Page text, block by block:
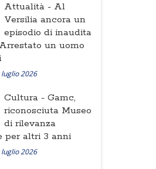
Attualità - Al
Versilia ancora un
episodio di inaudita
un uomo
2026
Cultura - Gamc,
riconosciuta Museo
di rilevanza
per altri 3 anni
2026